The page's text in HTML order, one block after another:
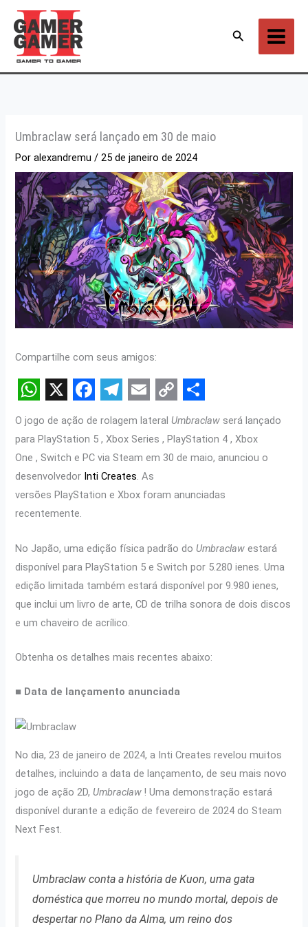
para
conteúdo
Pesquisar
Umbraclaw será lançado em 30 de maio
Poralexandremu/25 de janeiro de 2024
Compartilhe com seus amigos:
W
h
a
t
s
A
p
p
X
F
a
c
e
b
o
o
k
T
e
l
e
g
a
m
E
m
a
i
l
C
o
p
L
n
k
S
h
a
e
O jogo de ação de rolagem lateral Umbraclaw será lançado
para PlayStation 5 , Xbox Series , PlayStation 4 , Xbox
One , Switch e PC via Steam em 30 de maio, anunciou o
desenvolvedor Inti Creates. As
versões PlayStation e Xbox foram anunciadas
recentemente.
No Japão, uma edição física padrão do Umbraclaw estará
disponível para PlayStation 5 e Switch por 5.280 ienes. Uma
edição limitada também estará disponível por 9.980 ienes,
que inclui um livro de arte, CD de trilha sonora de dois discos
e um chaveiro de acrílico.
Obtenha os detalhes mais recentes abaixo:
■ Data de lançamento anunciada
No dia, 23 de janeiro de 2024, a Inti Creates revelou muitos
detalhes, incluindo a data de lançamento, de seu mais novo
jogo de ação 2D, Umbraclaw ! Uma demonstração estará
disponível durante a edição de fevereiro de 2024 do Steam
Next Fest.
Umbraclaw conta a história de Kuon, uma gata
doméstica que morreu no mundo mortal, depois de
despertar no Plano da Alma, um reino dos